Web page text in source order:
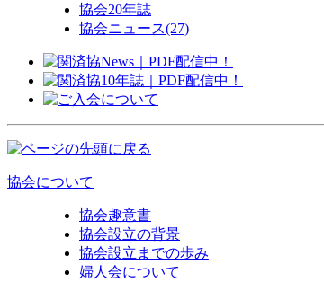
協会20年誌
協会ニュース(27)
協会について
協会趣意書
協会設立の背景
協会設立までの歩み
婦人会について